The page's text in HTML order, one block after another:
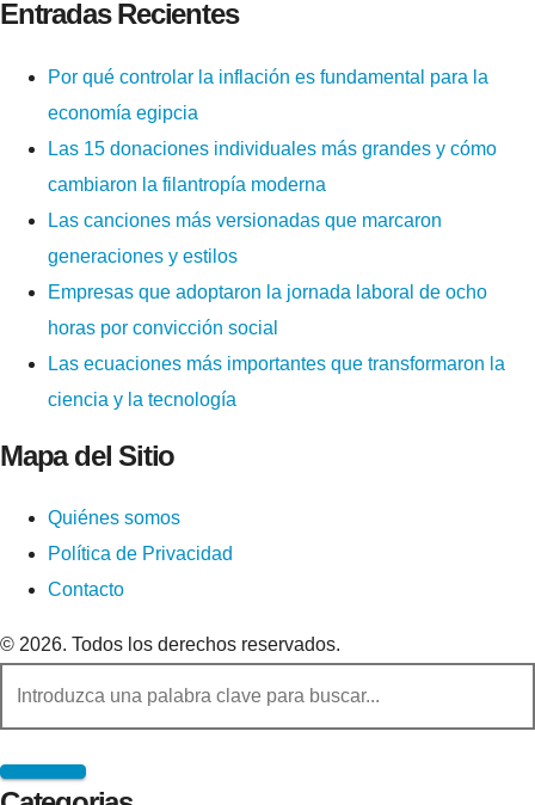
Entradas Recientes
Por qué controlar la inflación es fundamental para la
economía egipcia
Las 15 donaciones individuales más grandes y cómo
cambiaron la filantropía moderna
Las canciones más versionadas que marcaron
generaciones y estilos
Empresas que adoptaron la jornada laboral de ocho
horas por convicción social
Las ecuaciones más importantes que transformaron la
ciencia y la tecnología
Mapa del Sitio
Quiénes somos
Política de Privacidad
Contacto
© 2026. Todos los derechos reservados.